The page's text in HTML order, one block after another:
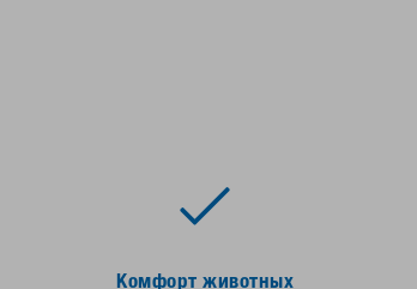
Комфорт животных